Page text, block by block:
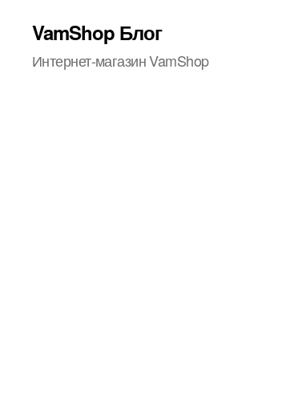
VamShop Блог
Интернет-магазин VamShop